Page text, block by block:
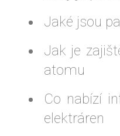
Jaké jsou
Jak je
atomu
Co nabízí
elektráren